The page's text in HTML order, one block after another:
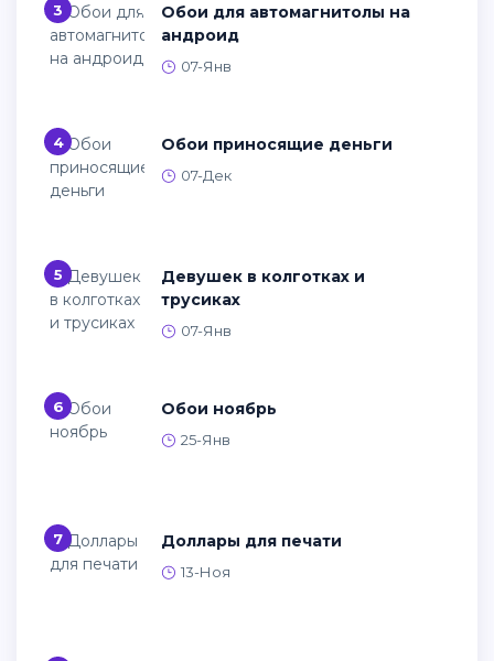
3
Обои для автомагнитолы на
андроид
07-Янв
4 Обои приносящие деньги
07-Дек
5
Девушек в колготках и
трусиках
07-Янв
6 Обои ноябрь
25-Янв
7 Доллары для печати
13-Ноя